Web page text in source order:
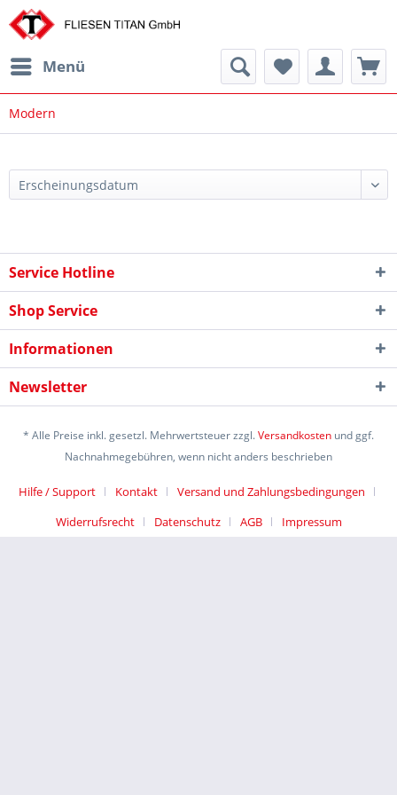
Menü
Modern
Service Hotline
Shop Service
Informationen
Newsletter
* Alle Preise inkl. gesetzl. Mehrwertsteuer zzgl.Versandkosten und ggf.
Nachnahmegebühren, wenn nicht anders beschrieben
Hilfe / Support Kontakt
Versand und Zahlungsbedingungen
Widerrufsrecht
Datenschutz AGB Impressum